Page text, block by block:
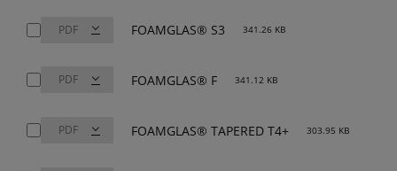
FOAMGLAS® S3 341.26 KB
FOAMGLAS® F 341.12 KB
FOAMGLAS® TAPERED T4+ 303.95 KB